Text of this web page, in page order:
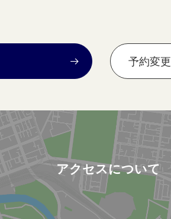
予約変更
アクセスについて